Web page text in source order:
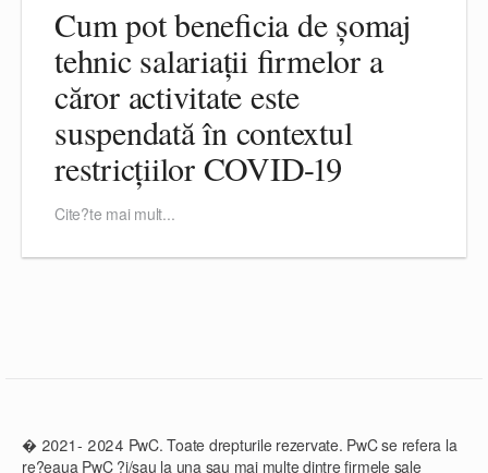
Cum pot beneficia de șomaj
tehnic salariații firmelor a
căror activitate este
suspendată în contextul
restricțiilor COVID-19
Cite?te mai mult...
� 2021 - 2024 PwC. Toate drepturile rezervate. PwC se refera la
re?eaua PwC ?i/sau la una sau mai multe dintre firmele sale